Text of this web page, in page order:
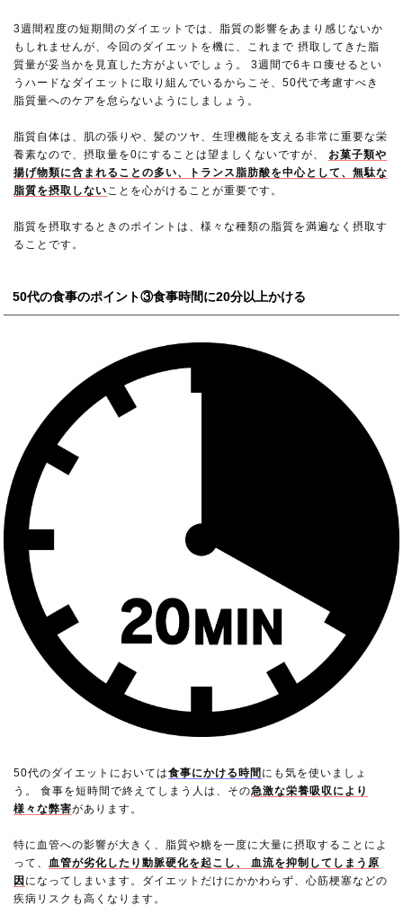
3週間程度の短期間のダイエットでは、脂質の影響をあまり感じないか
もしれませんが、今回のダイエットを機に、これまで 摂取してきた脂
質量が妥当かを見直した方がよいでしょう。 3週間で6キロ痩せるとい
うハードなダイエットに取り組んでいるからこそ、50代で考慮すべき
脂質量へのケアを怠らないようにしましょう。
脂質自体は、肌の張りや、髪のツヤ、生理機能を支える非常に重要な栄
養素なので、摂取量を0にすることは望ましくないですが、 お菓子類や
揚げ物類に含まれることの多い、トランス脂肪酸を中心として、無駄な
脂質を摂取しないことを心がけることが重要です。
脂質を摂取するときのポイントは、様々な種類の脂質を満遍なく摂取す
ることです。
50代の食事のポイント③食事時間に20分以上かける
50代のダイエットにおいては食事にかける時間 にも気を使いましょ
う。 食事を短時間で終えてしまう人は、その急激な栄養吸収により
様々な弊害があります。
特に血管への影響が大きく、脂質や糖を一度に大量に摂取することによ
って、血管が劣化したり動脈硬化を起こし、 血流を抑制してしまう原
因 になってしまいます。ダイエットだけにかかわらず、心筋梗塞などの
疾病リスクも高くなります。